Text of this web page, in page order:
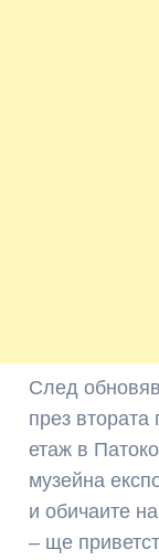
След
през
етаж в
музейна
и обичаите
– ще